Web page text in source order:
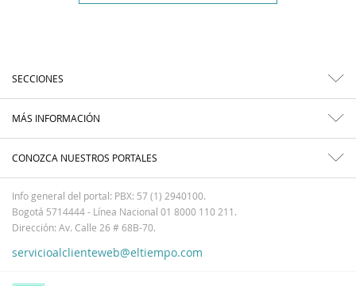
SECCIONES
MÁS INFORMACIÓN
CONOZCA NUESTROS PORTALES
Info general del portal: PBX: 57 (1) 2940100.
Bogotá 5714444 - Línea Nacional 01 8000 110 211.
Dirección: Av. Calle 26 # 68B-70.
servicioalclienteweb@eltiempo.com